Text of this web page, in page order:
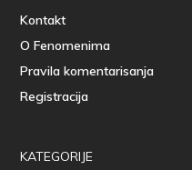
Kontakt
O Fenomenima
Pravila komentarisanja
Registracija
KATEGORIJE